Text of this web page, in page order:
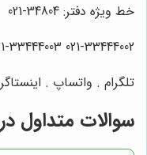
خط ویژه دفتر: 34804-021
021-33444002 021-33444003
تلگرام . واتساپ . اینستاگرام :
سوالات متداول